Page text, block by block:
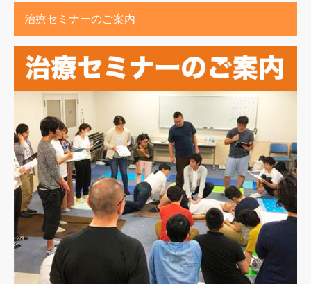
治療セミナーのご案内